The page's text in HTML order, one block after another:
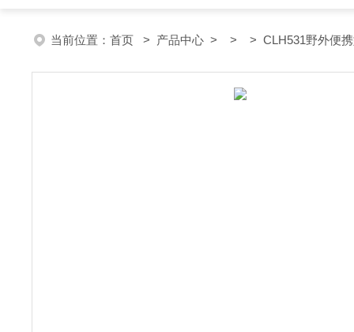
当前位置： 首页 > 产品中心 > > > CLH531野外便携